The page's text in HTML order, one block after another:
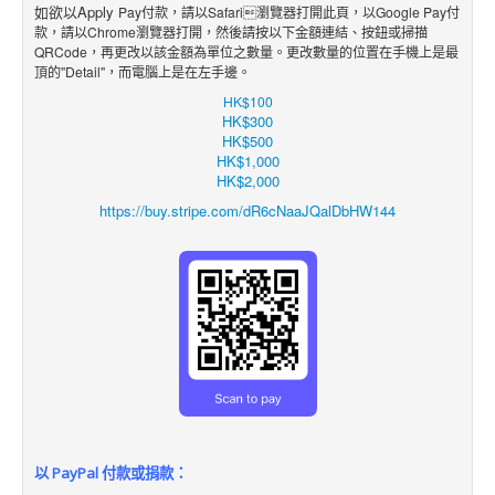
如欲以Apply Pay付款，請以Safari瀏覽器打開此頁，以Google Pay付
款，請以Chrome瀏覽器打開，然後請按以下金額連結 、 按鈕或掃描
QRCode，再更改以該金額為單位之數量。更改數量的位置在手機上是最
頂的"Detail"，而電腦上是在左手邊。
HK$100
HK$300
HK$500
HK$1,000
HK$2,000
https://buy.stripe.com/dR6cNaaJQalDbHW144
以 PayPal 付款或捐款：